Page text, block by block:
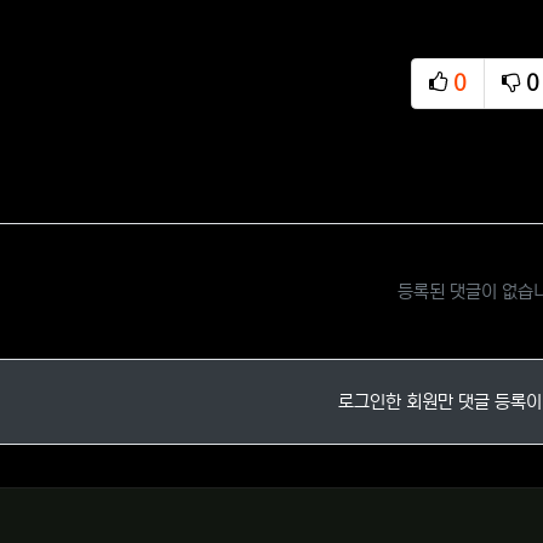
0
추천
0
비
등록된 댓글이 없습
로그인한 회원만 댓글 등록